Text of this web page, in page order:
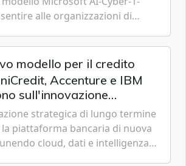
alle organizzazioni di
del rischio.
modello per il credito
Accenture e IBM
sull'innovazione
strategica di lungo termine
piattaforma bancaria di nuova
cloud, dati e intelligenza